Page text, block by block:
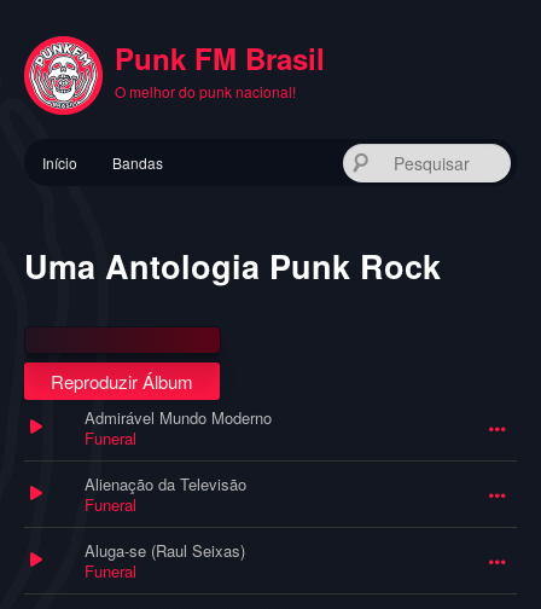
conteúdo
principal
Punk FM Brasil
O melhor do punk nacional!
principal
Início Bandas
Uma Antologia Punk Rock
Reproduzir Álbum
Admirável Mundo Moderno
Funeral
Alienação da Televisão
Funeral
Aluga-se (Raul Seixas)
Funeral